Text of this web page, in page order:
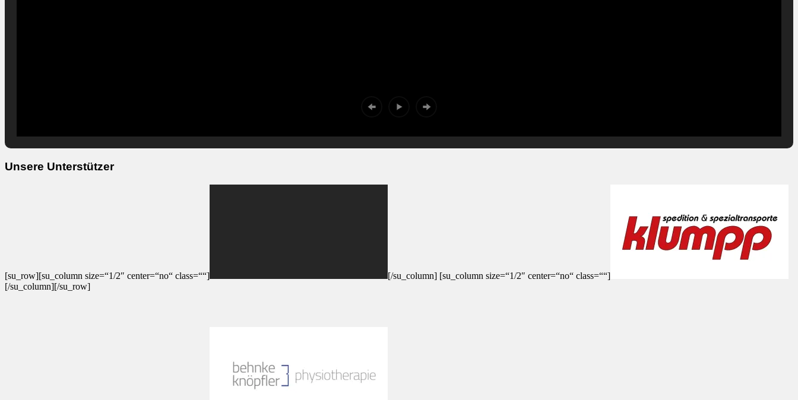
Unsere Unterstützer
[su_row][su_column size=“1/2″ center=“no“ class=““]
[/su_column] [su_column size=“1/2″ center=“no“ class=““]
[/su_column][/su_row]